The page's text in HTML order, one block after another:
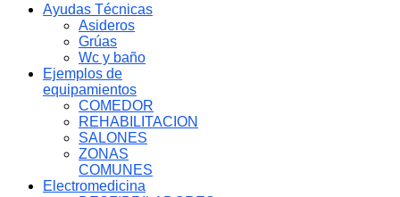
Ayudas Técnicas
Asideros
Grúas
Wc y baño
Ejemplos de
equipamientos
COMEDOR
REHABILITACION
SALONES
ZONAS
COMUNES
Electromedicina